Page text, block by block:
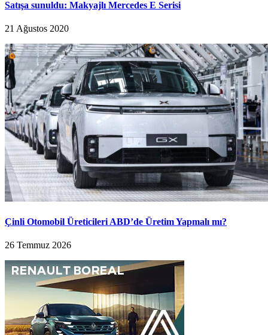
Satışa sunuldu: Makyajlı Mercedes E Serisi
21 Ağustos 2020
Çinli Otomobil Üreticileri ABD’de Üretim Yapmalı mı?
26 Temmuz 2026